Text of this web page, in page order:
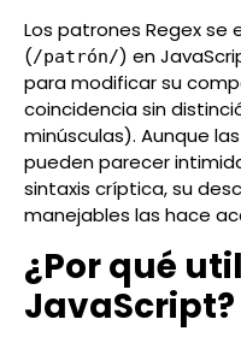
Los patrones Regex se
(/patrón/) en
para modificar su
coincidencia sin
minúsculas). Aunque
pueden parecer
sintaxis críptica, su
manejables las hace
¿Por qué
JavaScript?